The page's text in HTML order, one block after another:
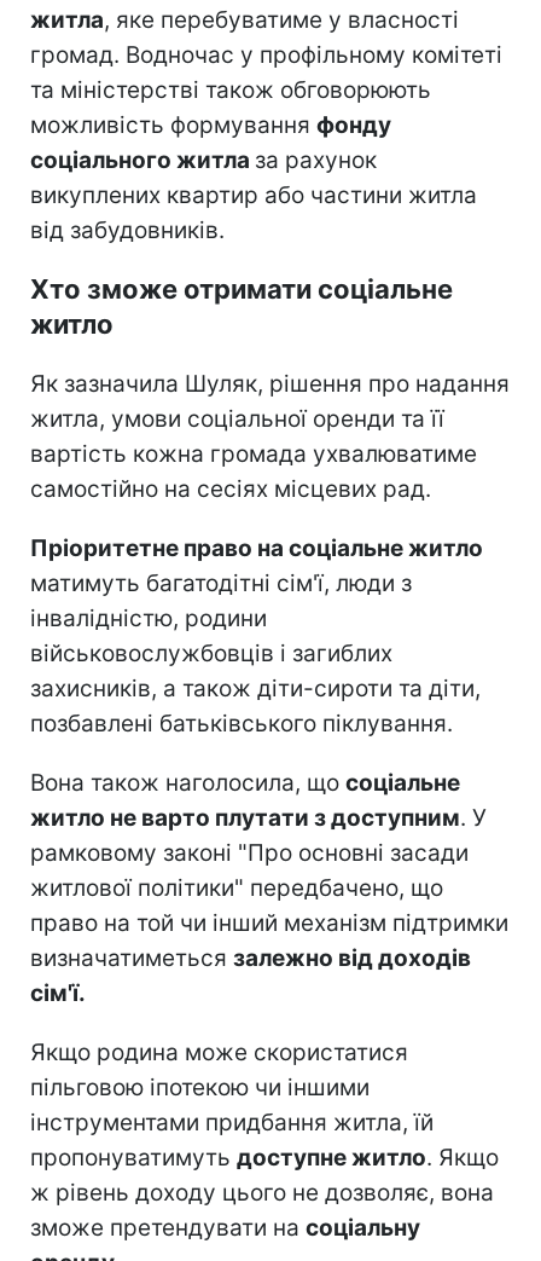
житла, яке перебуватиме у власності
громад. Водночас у профільному комітеті
та міністерстві також обговорюють
можливість формування фонду
соціального житла за рахунок
викуплених квартир або частини житла
від забудовників.
Хто зможе отримати соціальне
житло
Як зазначила Шуляк, рішення про надання
житла, умови соціальної оренди та її
вартість кожна громада ухвалюватиме
самостійно на сесіях місцевих рад.
Пріоритетне право на соціальне житло
матимуть багатодітні сім'ї, люди з
інвалідністю, родини
військовослужбовців і загиблих
захисників, а також діти-сироти та діти,
позбавлені батьківського піклування.
Вона також наголосила, що соціальне
житло не варто плутати з доступним. У
рамковому законі "Про основні засади
житлової політики" передбачено, що
право на той чи інший механізм підтримки
визначатиметься залежно від доходів
сім'ї.
Якщо родина може скористатися
пільговою іпотекою чи іншими
інструментами придбання житла, їй
пропонуватимуть доступне житло. Якщо
ж рівень доходу цього не дозволяє, вона
зможе претендувати на соціальну